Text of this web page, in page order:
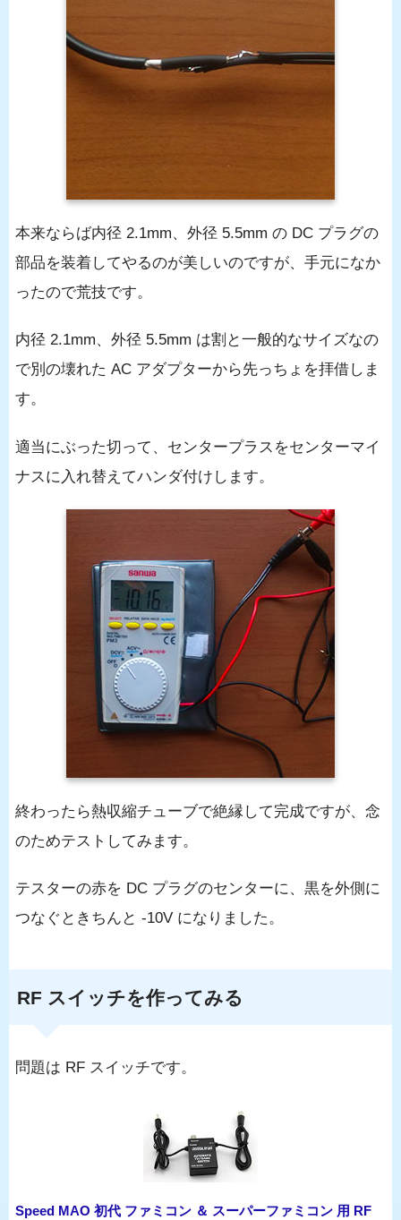
本来ならば内径 2.1mm、外径 5.5mm の DC プラグの
部品を装着してやるのが美しいのですが、手元になか
ったので荒技です。
内径 2.1mm、外径 5.5mm は割と一般的なサイズなの
で別の壊れた AC アダプターから先っちょを拝借しま
す。
適当にぶった切って、センタープラスをセンターマイ
ナスに入れ替えてハンダ付けします。
終わったら熱収縮チューブで絶縁して完成ですが、念
のためテストしてみます。
テスターの赤を DC プラグのセンターに、黒を外側に
つなぐときちんと -10V になりました。
RF スイッチを作ってみる
問題は RF スイッチです。
Speed MAO 初代 ファミコン ＆ スーパーファミコン 用 RF